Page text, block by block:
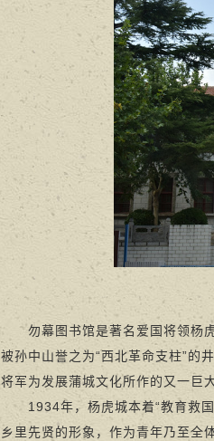
勿幕图书馆是著名爱国将领杨虎
被孙中山誉之为“西北革命支柱”的
将军为发展蒲城文化所作的又一巨
1934年，杨虎城本着“教育救国
乡里先贤的形象，作为青年乃至全